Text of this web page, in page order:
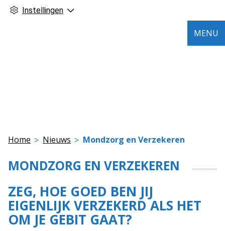
Instellingen
MENU
Home Nieuws Mondzorg en Verzekeren
MONDZORG EN VERZEKEREN
ZEG, HOE GOED BEN JIJ
EIGENLIJK VERZEKERD ALS HET
OM JE GEBIT GAAT?